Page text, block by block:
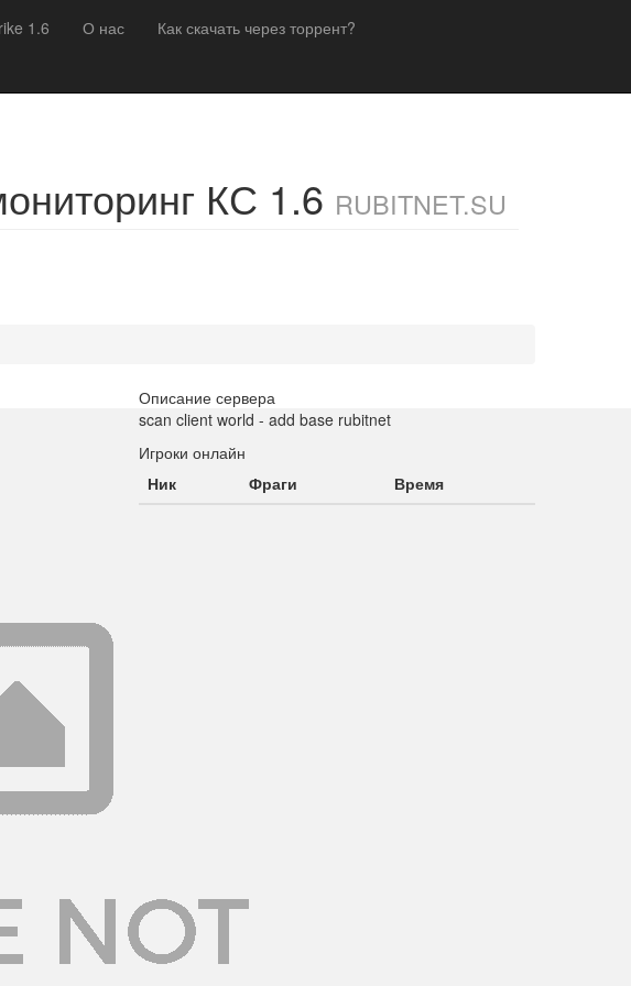
1.6 О нас Как скачать через торрент?
КС 1.6 RUBITNET.SU
Описание сервера
scan client world - add base rubitnet
Игроки онлайн
Ник
Фраги Время